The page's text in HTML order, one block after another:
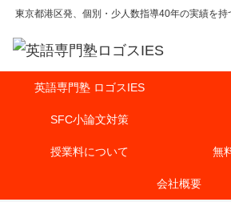
東京都港区発、個別・少人数指導40年の実績を
英語専門塾 ロゴスIES
SFC小論文対策
授業料について 無
会社概要